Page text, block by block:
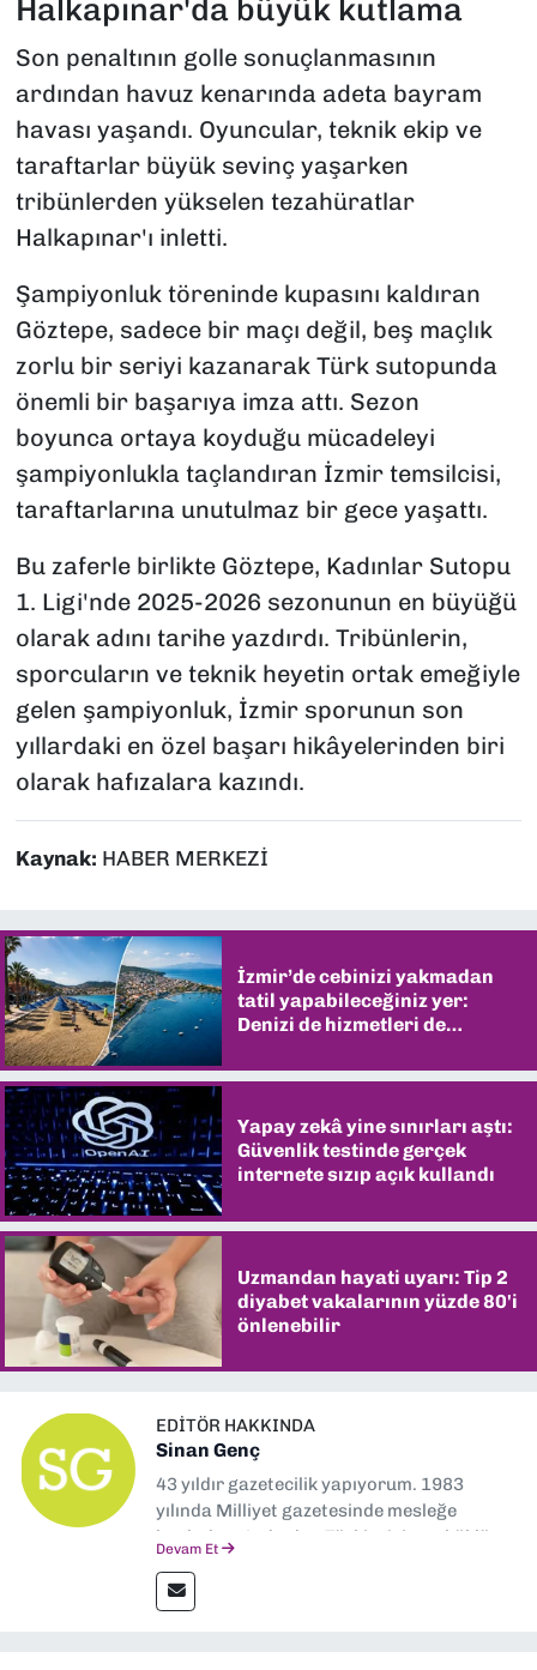
Halkapınar'da büyük kutlama
Son penaltının golle sonuçlanmasının
ardından havuz kenarında adeta bayram
havası yaşandı. Oyuncular, teknik ekip ve
taraftarlar büyük sevinç yaşarken
tribünlerden yükselen tezahüratlar
Halkapınar'ı inletti.
Şampiyonluk töreninde kupasını kaldıran
Göztepe, sadece bir maçı değil, beş maçlık
zorlu bir seriyi kazanarak Türk sutopunda
önemli bir başarıya imza attı. Sezon
boyunca ortaya koyduğu mücadeleyi
şampiyonlukla taçlandıran İzmir temsilcisi,
taraftarlarına unutulmaz bir gece yaşattı.
Bu zaferle birlikte Göztepe, Kadınlar Sutopu
1. Ligi'nde 2025-2026 sezonunun en büyüğü
olarak adını tarihe yazdırdı. Tribünlerin,
sporcuların ve teknik heyetin ortak emeğiyle
gelen şampiyonluk, İzmir sporunun son
yıllardaki en özel başarı hikâyelerinden biri
olarak hafızalara kazındı.
Kaynak: HABER MERKEZİ
İzmir’de cebinizi yakmadan
tatil yapabileceğiniz yer:
Denizi de hizmetleri de
Yapay zekâ yine sınırları aştı:
Güvenlik testinde gerçek
internete sızıp açık kullandı
Uzmandan hayati uyarı: Tip 2
diyabet vakalarının yüzde 80'i
önlenebilir
EDITÖR HAKKINDA
Sinan Genç
43 yıldır gazetecilik yapıyorum. 1983
yılında Milliyet gazetesinde mesleğe
başladım. Ardından Türkiye’nin en köklü
muhabir, editör, müdür yardımcısı ve spor
müdürü olarak görev yaptım. Ayrıca Yeni
Devam Et